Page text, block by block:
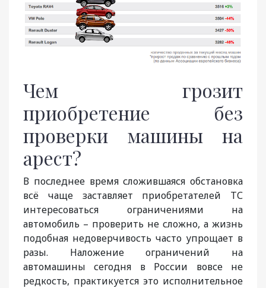
Чем грозит
приобретение без
проверки машины на
арест?
В последнее время сложившаяся обстановка
всё чаще заставляет приобретателей ТС
интересоваться ограничениями на
автомобиль – проверить не сложно, а жизнь
подобная недоверчивость часто упрощает в
разы. Наложение ограничений на
автомашины сегодня в России вовсе не
редкость, практикуется это исполнительное